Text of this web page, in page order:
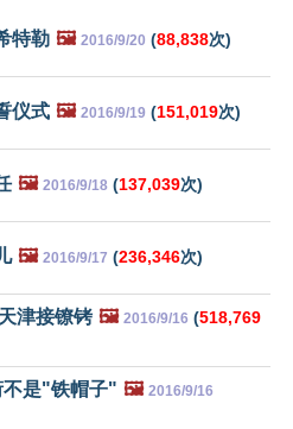
特勒 🖼️ 2016/9/20 (88,838次)
仪式 🖼️ 2016/9/19 (151,019次)
🖼️ 2016/9/18 (137,039次)
🖼️ 2016/9/17 (236,346次)
津接镣铐 🖼️ 2016/9/16 (518,769
不是"铁帽子" 🖼️ 2016/9/16